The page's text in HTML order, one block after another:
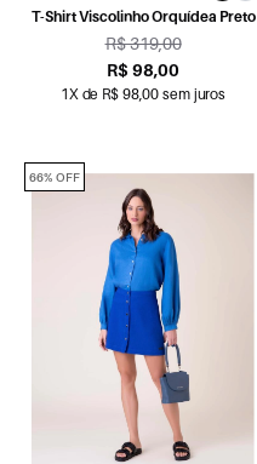
T-Shirt Viscolinho Orquídea Preto
R$ 319,00
R$ 98,00
1X de R$ 98,00 sem juros
66% OFF